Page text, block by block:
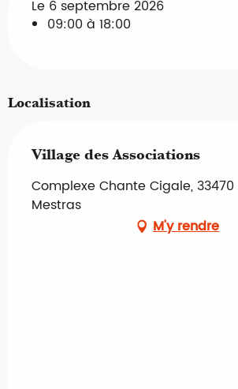
Le 6 septembre 2026
09:00 à 18:00
Localisation
Village des Associations
Complexe Chante Cigale,
Mestras
M'y rendre